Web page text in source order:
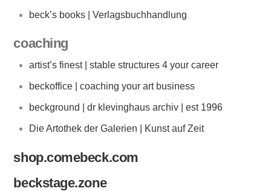
beck’s books | Verlagsbuchhandlung
coaching
artist’s finest | stable structures 4 your career
beckoffice | coaching your art business
beckground | dr klevinghaus archiv | est 1996
Die Artothek der Galerien | Kunst auf Zeit
shop.comebeck.com
beckstage.zone